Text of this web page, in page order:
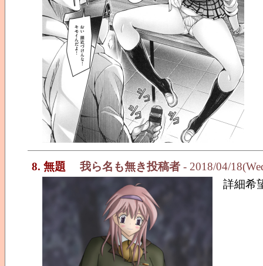
8. 無題 我ら名も無き投稿者 - 2018/04/
詳細希